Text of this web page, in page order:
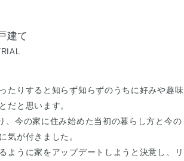
建て
たりすると知らず知らずのうちに好みや趣味
だと思います。
、今の家に住み始めた当初の暮らし方と今の
気が付きました。
ように家をアップデートしようと決意し、リ